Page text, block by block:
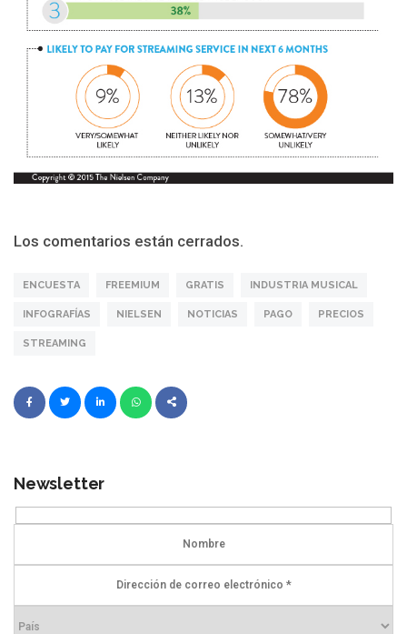
Los comentarios están cerrados.
ENCUESTA FREEMIUM GRATIS INDUSTRIA MUSICAL
INFOGRAFÍAS NIELSEN NOTICIAS PAGO PRECIOS
STREAMING
Newsletter